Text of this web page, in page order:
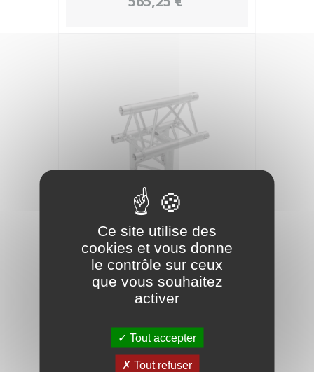
ALUTRUSS Trilock 6082at-38(50) pièce
en T à 3 voies
243,95 €
Ce site utilise des
cookies et vous donne
le contrôle sur ceux
que vous souhaitez
activer
Tout accepter
Tout refuser